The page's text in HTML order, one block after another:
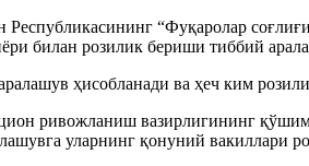
Республикасининг “Фуқаролар
билан розилик бериши тиббий
ҳисобланади ва ҳеч ким
ривожланиш вазирлигининг
уларнинг қонуний вакиллари